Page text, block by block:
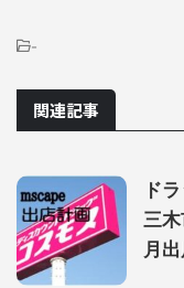
-
関連記事
ド
三
月